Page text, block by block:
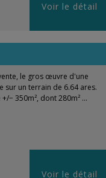
Voir le détail
le gros œuvre d'une
sur un terrain de 6.64 ares.
− 350m², dont 280m² ...
Voir le détail